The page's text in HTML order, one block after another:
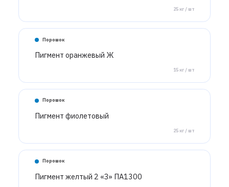
25 кг / шт
Порошок
Пигмент оранжевый Ж
15 кг / шт
Порошок
Пигмент фиолетовый
25 кг / шт
Порошок
Пигмент желтый 2 «З» ПА1300